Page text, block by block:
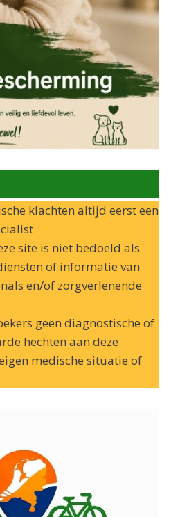
klachten altijd eerst een
site is niet bedoeld als
of informatie van
en/of zorgverlenende
geen diagnostische of
hechten aan deze
medische situatie of